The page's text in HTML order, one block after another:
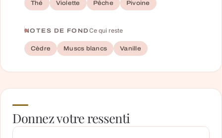
Thé Violette Pêche Pivoine
NOTES DE FONDCe qui reste
Cèdre Muscs blancs Vanille
Donnez votre ressenti